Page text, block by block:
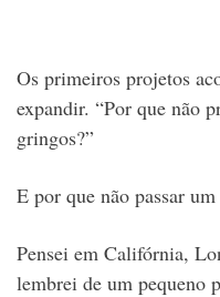
Os primeiros projetos
expandir. “Por que não
gringos?”
E por que não passar
Pensei em Califórnia,
lembrei de um pequeno